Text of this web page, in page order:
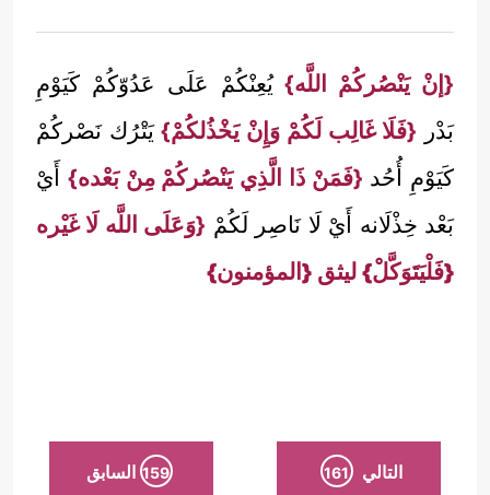
{إنْ يَنْصُركُمْ اللَّه}يُعِنْكُمْ عَلَى عَدُوّكُمْ كَيَوْمِ
بَدْر {فَلَا غَالِب لَكُمْ وَإِنْ يَخْذُلكُمْ}يَتْرُك نَصْركُمْ
كَيَوْمِ أُحُد {فَمَنْ ذَا الَّذِي يَنْصُركُمْ مِنْ بَعْده} أَيْ
بَعْد خِذْلَانه أَيْ لَا نَاصِر لَكُمْ {وَعَلَى اللَّه لَا غَيْره
{فَلْيَتَوَكَّلْ} ليثق {المؤمنون}
التالي 161
159 السابق